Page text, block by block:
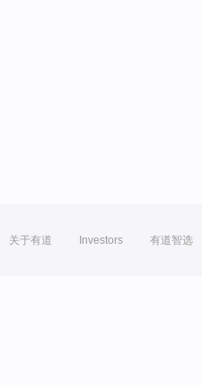
关于有道 Investors 有道智选